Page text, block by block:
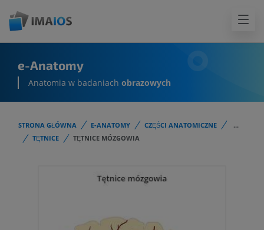
e-Anatomy
Anatomia w badaniach obrazowych
STRONA GŁÓWNA E-ANATOMY CZĘŚCI ANATOMICZNE
...
TĘTNICE
TĘTNICE MÓZGOWIA